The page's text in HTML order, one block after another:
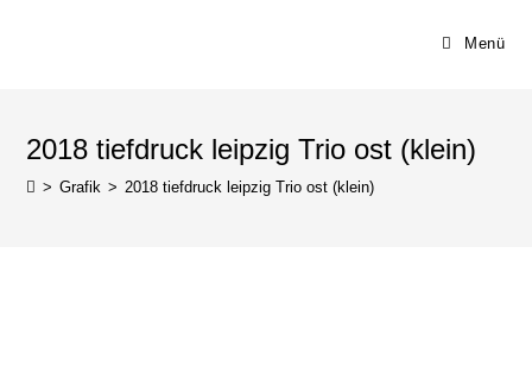
Menü
2018 tiefdruck leipzig Trio ost (klein)
> Grafik > 2018 tiefdruck leipzig Trio ost (klein)